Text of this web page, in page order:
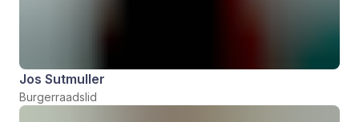
Jos Sutmuller
Burgerraadslid